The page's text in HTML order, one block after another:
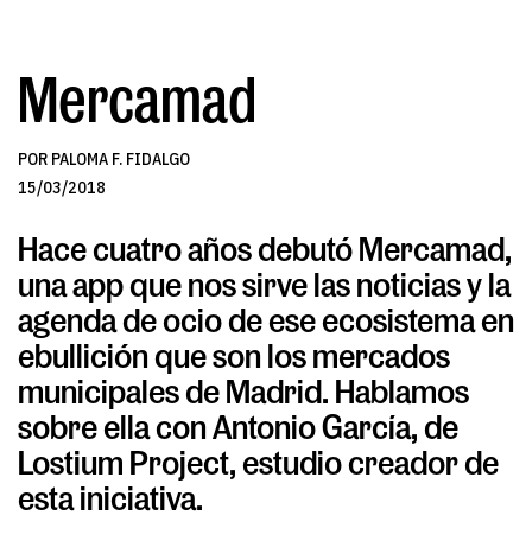
Mercamad
POR PALOMA F. FIDALGO
15/03/2018
Hace cuatro años debutó Mercamad,
una app que nos sirve las noticias y la
agenda de ocio de ese ecosistema en
ebullición que son los mercados
municipales de Madrid. Hablamos
sobre ella con Antonio García, de
Lostium Project, estudio creador de
esta iniciativa.